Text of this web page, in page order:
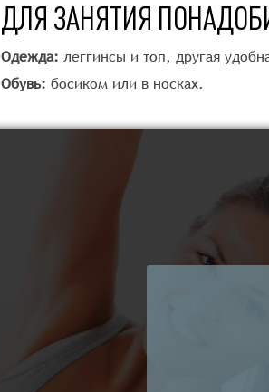
ДЛЯ ЗАНЯТИЯ
Одежда: леггинсы и топ, другая
Обувь: босиком или в носках.